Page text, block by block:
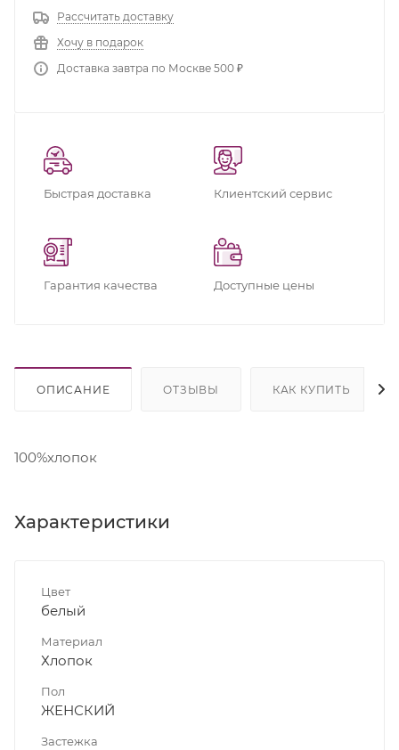
Рассчитать доставку
Хочу в подарок
Доставка завтра по Москве 500 ₽
Быстрая доставка Клиентский сервис
Гарантия качества Доступные цены
ОПИСАНИЕ ОТЗЫВЫ КАК КУПИТЬ
100%хлопок
Характеристики
Цвет
белый
Материал
Хлопок
Пол
ЖЕНСКИЙ
Застежка